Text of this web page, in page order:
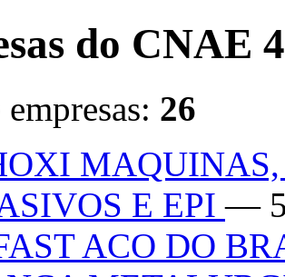
do CNAE
26
E EPI—
ACO DO